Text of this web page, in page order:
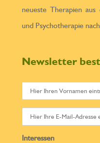
neueste Therapien aus
und Psychotherapie
Newsletter
Interessen